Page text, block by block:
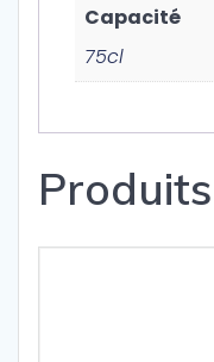
Capacité
75cl